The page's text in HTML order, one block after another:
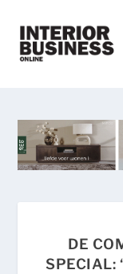
DE
SPECIAL: